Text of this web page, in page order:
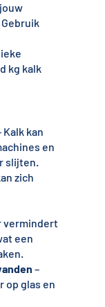
kg kalk
Kalk kan
en
slijten.
zich
vermindert
een
–
op glas en